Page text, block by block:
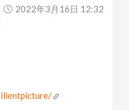
2022年3月16日 12:32